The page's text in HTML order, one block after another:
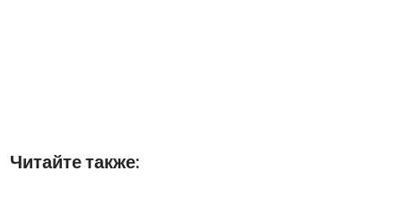
Читайте также: